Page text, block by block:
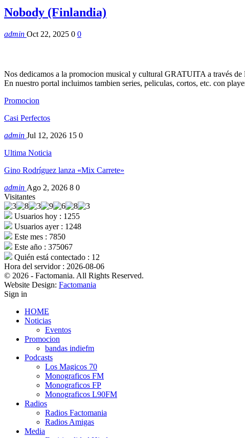
Nobody (Finlandia)
admin Oct 22, 2025 0 0
Nos dedicamos a la promocion musical y cultural GRATUITA a través de
En nuestro portal incluimos tambien series, peliculas, cortos, etc. con
Promocion
Casi Perfectos
admin Jul 12, 2026 15 0
Ultima Noticia
Gino Rodríguez lanza «Mix Carrete»
admin Ago 2, 2026 8 0
Visitantes
Usuarios hoy : 1255
Usuarios ayer : 1248
Este mes : 7850
Este año : 375067
Quién está contectado : 12
Hora del servidor : 2026-08-06
© 2026 - Factomania. All Rights Reserved.
Website Design: Factomania
Sign in
HOME
Noticias
Eventos
Promocion
bandas indiefm
Podcasts
Los Magicos 70
Monograficos FM
Monograficos FP
Monograficos L90FM
Radios
Radios Factomania
Radios Amigas
Media